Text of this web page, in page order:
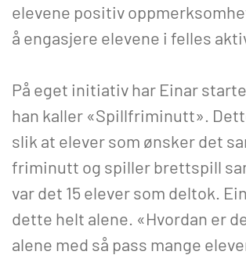
elevene positiv
å engasjere elevene i felles
På eget initiativ har Einar
han kaller «Spillfriminutt».
slik at elever som ønsker det
friminutt og spiller brettspill
var det 15 elever som deltok.
dette helt alene. «Hvordan er
alene med så pass mange